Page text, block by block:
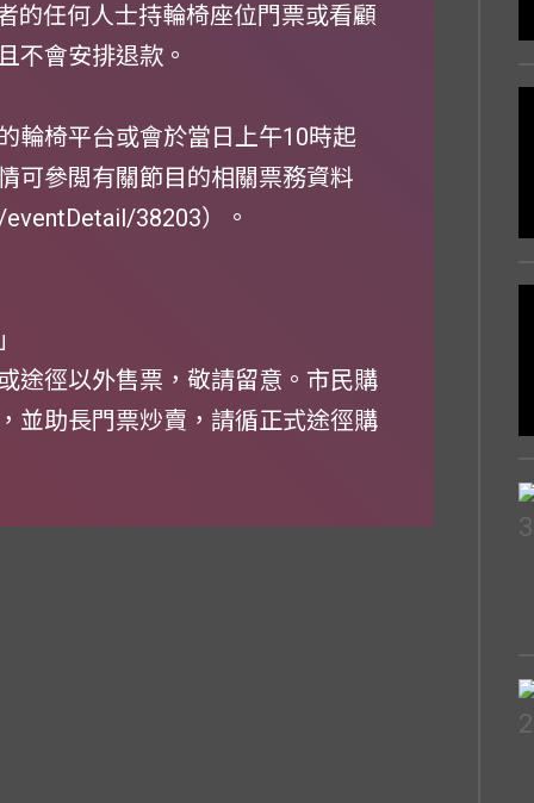
的任何人士持輪椅座位門票或看顧
不會安排退款。
輪椅平台或會於當日上午10時起
可參閲有關節目的相關票務資料
38203）。
途徑以外售票，敬請留意。市民購
並助長門票炒賣，請循正式途徑購